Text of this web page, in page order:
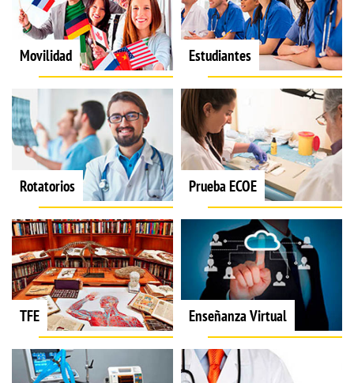
Movilidad Estudiantes
Rotatorios Prueba ECOE
TFE Enseñanza Virtual